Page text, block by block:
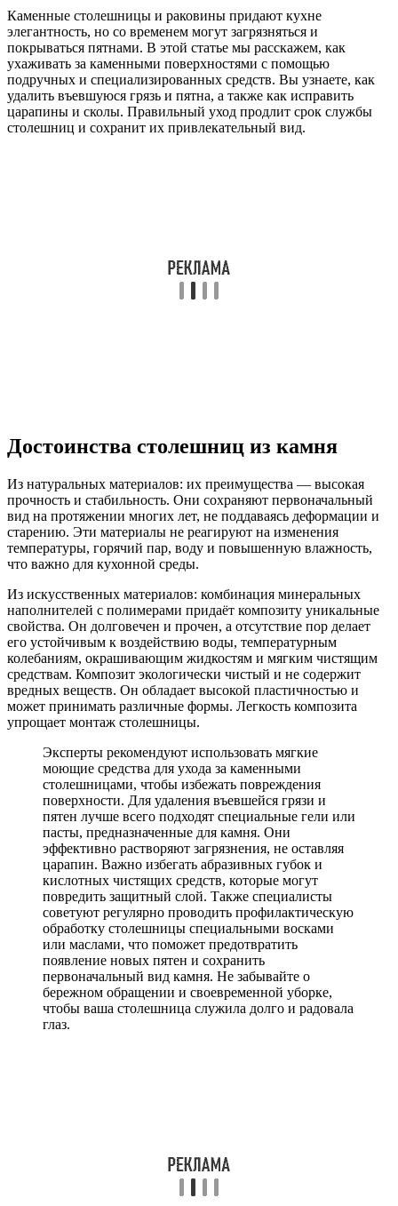
Каменные столешницы и раковины придают кухне
элегантность, но со временем могут загрязняться и
покрываться пятнами. В этой статье мы расскажем, как
ухаживать за каменными поверхностями с помощью
подручных и специализированных средств. Вы узнаете, как
удалить въевшуюся грязь и пятна, а также как исправить
царапины и сколы. Правильный уход продлит срок службы
столешниц и сохранит их привлекательный вид.
Достоинства столешниц из камня
Из натуральных материалов: их преимущества — высокая
прочность и стабильность. Они сохраняют первоначальный
вид на протяжении многих лет, не поддаваясь деформации и
старению. Эти материалы не реагируют на изменения
температуры, горячий пар, воду и повышенную влажность,
что важно для кухонной среды.
Из искусственных материалов: комбинация минеральных
наполнителей с полимерами придаёт композиту уникальные
свойства. Он долговечен и прочен, а отсутствие пор делает
его устойчивым к воздействию воды, температурным
колебаниям, окрашивающим жидкостям и мягким чистящим
средствам. Композит экологически чистый и не содержит
вредных веществ. Он обладает высокой пластичностью и
может принимать различные формы. Легкость композита
упрощает монтаж столешницы.
Эксперты рекомендуют использовать мягкие
моющие средства для ухода за каменными
столешницами, чтобы избежать повреждения
поверхности. Для удаления въевшейся грязи и
пятен лучше всего подходят специальные гели или
пасты, предназначенные для камня. Они
эффективно растворяют загрязнения, не оставляя
царапин. Важно избегать абразивных губок и
кислотных чистящих средств, которые могут
повредить защитный слой. Также специалисты
советуют регулярно проводить профилактическую
обработку столешницы специальными восками
или маслами, что поможет предотвратить
появление новых пятен и сохранить
первоначальный вид камня. Не забывайте о
бережном обращении и своевременной уборке,
чтобы ваша столешница служила долго и радовала
глаз.